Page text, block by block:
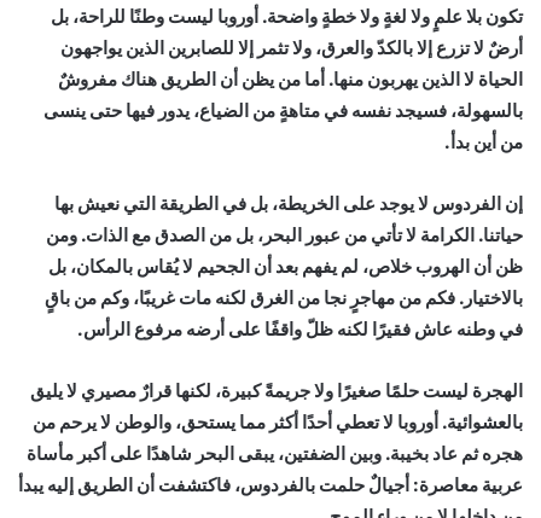
تكون بلا علمٍ ولا لغةٍ ولا خطةٍ واضحة. أوروبا ليست وطنًا للراحة، بل
أرضٌ لا تزرع إلا بالكدّ والعرق، ولا تثمر إلا للصابرين الذين يواجهون
الحياة لا الذين يهربون منها. أما من يظن أن الطريق هناك مفروشٌ
بالسهولة، فسيجد نفسه في متاهةٍ من الضياع، يدور فيها حتى ينسى
من أين بدأ.
إن الفردوس لا يوجد على الخريطة، بل في الطريقة التي نعيش بها
حياتنا. الكرامة لا تأتي من عبور البحر، بل من الصدق مع الذات. ومن
ظن أن الهروب خلاص، لم يفهم بعد أن الجحيم لا يُقاس بالمكان، بل
بالاختيار. فكم من مهاجرٍ نجا من الغرق لكنه مات غريبًا، وكم من باقٍ
في وطنه عاش فقيرًا لكنه ظلّ واقفًا على أرضه مرفوع الرأس.
الهجرة ليست حلمًا صغيرًا ولا جريمةً كبيرة، لكنها قرارٌ مصيري لا يليق
بالعشوائية. أوروبا لا تعطي أحدًا أكثر مما يستحق، والوطن لا يرحم من
هجره ثم عاد بخيبة. وبين الضفتين، يبقى البحر شاهدًا على أكبر مأساة
عربية معاصرة: أجيالٌ حلمت بالفردوس، فاكتشفت أن الطريق إليه يبدأ